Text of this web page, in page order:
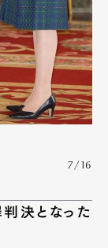
7/16
決となった